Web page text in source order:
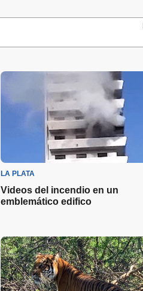
LA PLATA
Videos del incendio en un
emblemático edifico